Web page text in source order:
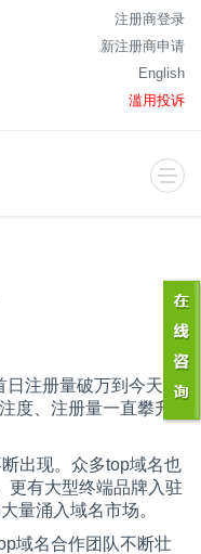
注册商登录
新注册商申请
English
滥用投诉
日注册量破万到今天，
度、注册量一直攀升
出现。众多top域名也
更有大型终端品牌入驻
量涌入域名市场。
域名合作团队不断壮